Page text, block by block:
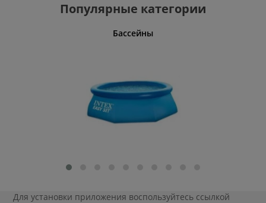
Популярные категории
Бассейны
Для установки приложения воспользуйтесь ссылкой